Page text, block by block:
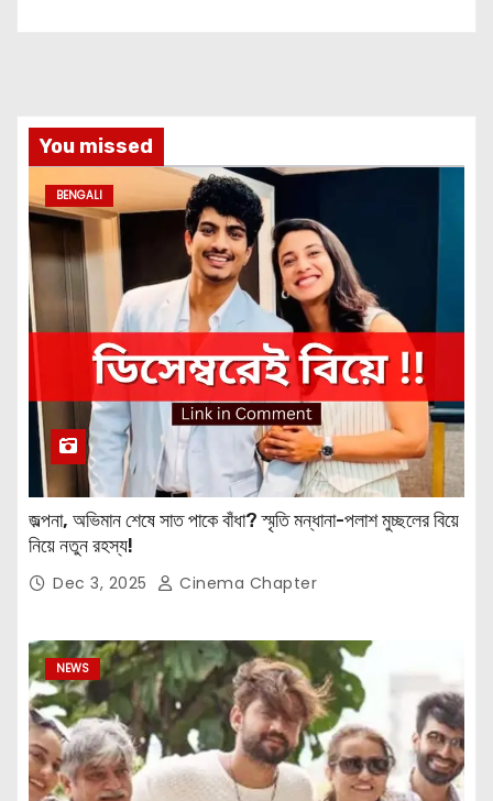
You missed
BENGALI
জল্পনা, অভিমান শেষে সাত পাকে বাঁধা? স্মৃতি মন্ধানা-পলাশ মুচ্ছলের বিয়ে
নিয়ে নতুন রহস্য!
Dec 3, 2025 Cinema Chapter
NEWS